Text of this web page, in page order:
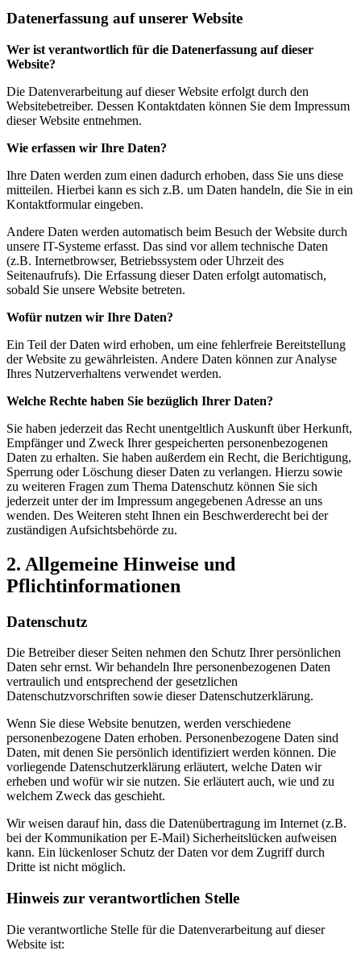
Datenerfassung auf unserer Website
Wer ist verantwortlich für die Datenerfassung auf dieser
Website?
Die Datenverarbeitung auf dieser Website erfolgt durch den
Websitebetreiber. Dessen Kontaktdaten können Sie dem Impressum
dieser Website entnehmen.
Wie erfassen wir Ihre Daten?
Ihre Daten werden zum einen dadurch erhoben, dass Sie uns diese
mitteilen. Hierbei kann es sich z.B. um Daten handeln, die Sie in ein
Kontaktformular eingeben.
Andere Daten werden automatisch beim Besuch der Website durch
unsere IT-Systeme erfasst. Das sind vor allem technische Daten
(z.B. Internetbrowser, Betriebssystem oder Uhrzeit des
Seitenaufrufs). Die Erfassung dieser Daten erfolgt automatisch,
sobald Sie unsere Website betreten.
Wofür nutzen wir Ihre Daten?
Ein Teil der Daten wird erhoben, um eine fehlerfreie Bereitstellung
der Website zu gewährleisten. Andere Daten können zur Analyse
Ihres Nutzerverhaltens verwendet werden.
Welche Rechte haben Sie bezüglich Ihrer Daten?
Sie haben jederzeit das Recht unentgeltlich Auskunft über Herkunft,
Empfänger und Zweck Ihrer gespeicherten personenbezogenen
Daten zu erhalten. Sie haben außerdem ein Recht, die Berichtigung,
Sperrung oder Löschung dieser Daten zu verlangen. Hierzu sowie
zu weiteren Fragen zum Thema Datenschutz können Sie sich
jederzeit unter der im Impressum angegebenen Adresse an uns
wenden. Des Weiteren steht Ihnen ein Beschwerderecht bei der
zuständigen Aufsichtsbehörde zu.
2. Allgemeine Hinweise und
Pflichtinformationen
Datenschutz
Die Betreiber dieser Seiten nehmen den Schutz Ihrer persönlichen
Daten sehr ernst. Wir behandeln Ihre personenbezogenen Daten
vertraulich und entsprechend der gesetzlichen
Datenschutzvorschriften sowie dieser Datenschutzerklärung.
Wenn Sie diese Website benutzen, werden verschiedene
personenbezogene Daten erhoben. Personenbezogene Daten sind
Daten, mit denen Sie persönlich identifiziert werden können. Die
vorliegende Datenschutzerklärung erläutert, welche Daten wir
erheben und wofür wir sie nutzen. Sie erläutert auch, wie und zu
welchem Zweck das geschieht.
Wir weisen darauf hin, dass die Datenübertragung im Internet (z.B.
bei der Kommunikation per E-Mail) Sicherheitslücken aufweisen
kann. Ein lückenloser Schutz der Daten vor dem Zugriff durch
Dritte ist nicht möglich.
Hinweis zur verantwortlichen Stelle
Die verantwortliche Stelle für die Datenverarbeitung auf dieser
Website ist: